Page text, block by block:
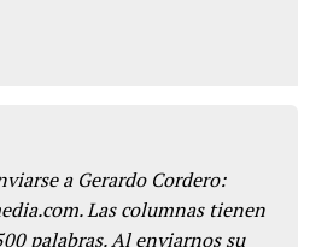
a Gerardo Cordero:
Las columnas tienen
palabras. Al enviarnos su